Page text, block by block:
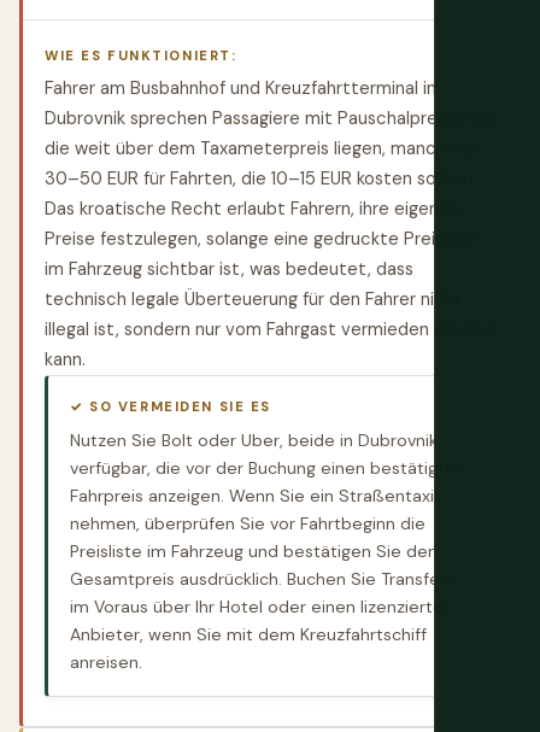
WIE ES FUNKTIONIERT:
Fahrer am Busbahnhof und Kreuzfahrtterminal in
Dubrovnik sprechen Passagiere mit Pauschalpreisen an,
die weit über dem Taxameterpreis liegen, manchmal
30–50 EUR für Fahrten, die 10–15 EUR kosten sollten.
Das kroatische Recht erlaubt Fahrern, ihre eigenen
Preise festzulegen, solange eine gedruckte Preisliste
im Fahrzeug sichtbar ist, was bedeutet, dass
technisch legale Überteuerung für den Fahrer nicht
illegal ist, sondern nur vom Fahrgast vermieden werden
kann.
✓ SO VERMEIDEN SIE ES
Nutzen Sie Bolt oder Uber, beide in Dubrovnik
verfügbar, die vor der Buchung einen bestätigten
Fahrpreis anzeigen. Wenn Sie ein Straßentaxi
nehmen, überprüfen Sie vor Fahrtbeginn die
Preisliste im Fahrzeug und bestätigen Sie den
Gesamtpreis ausdrücklich. Buchen Sie Transfers
im Voraus über Ihr Hotel oder einen lizenzierten
Anbieter, wenn Sie mit dem Kreuzfahrtschiff
anreisen.